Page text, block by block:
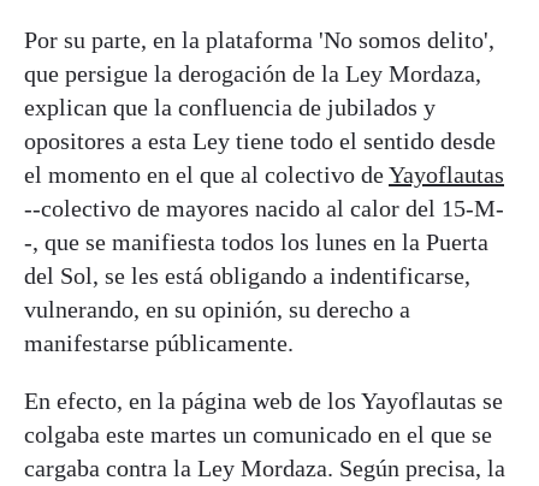
Por su parte, en la plataforma 'No somos delito',
que persigue la derogación de la Ley Mordaza,
explican que la confluencia de jubilados y
opositores a esta Ley tiene todo el sentido desde
el momento en el que al colectivo deYayoflautas
--colectivo de mayores nacido al calor del 15-M-
-, que se manifiesta todos los lunes en la Puerta
del Sol, se les está obligando a indentificarse,
vulnerando, en su opinión, su derecho a
manifestarse públicamente.
En efecto, en la página web de los Yayoflautas se
colgaba este martes un comunicado en el que se
cargaba contra la Ley Mordaza. Según precisa, la